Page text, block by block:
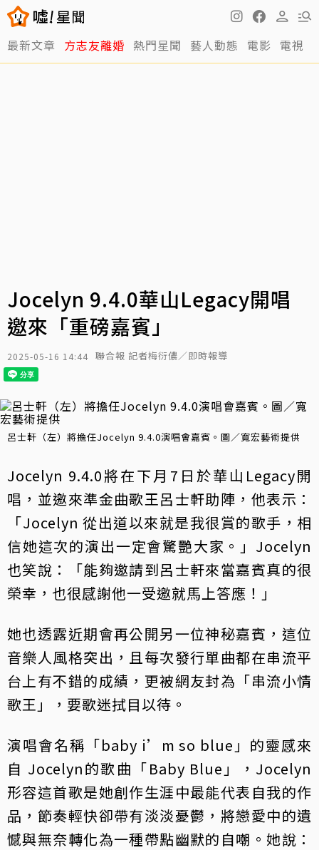
最新文章 方志友離婚 熱門星聞 藝人動態 電影 電視
Jocelyn 9.4.0華山Legacy開唱
邀來「重磅嘉賓」
2025-05-16 14:44 聯合報 記者梅衍儂／即時報導
呂士軒（左）將擔任Jocelyn 9.4.0演唱會嘉賓。圖／寬宏藝術提供
Jocelyn 9.4.0將在下月7日於華山Legacy開
唱，並邀來準金曲歌王呂士軒助陣，他表示：
「Jocelyn 從出道以來就是我很賞的歌手，相
信她這次的演出一定會驚艷大家。」Jocelyn
也笑說：「能夠邀請到呂士軒來當嘉賓真的很
榮幸，也很感謝他一受邀就馬上答應！」
她也透露近期會再公開另一位神秘嘉賓，這位
音樂人風格突出，且每次發行單曲都在串流平
台上有不錯的成績，更被網友封為「串流小情
歌王」，要歌迷拭目以待。
演唱會名稱「baby i’m so blue」的靈感來
自 Jocelyn的歌曲「Baby Blue」，Jocelyn
形容這首歌是她創作生涯中最能代表自我的作
品，節奏輕快卻帶有淡淡憂鬱，將戀愛中的遺
憾與無奈轉化為一種帶點幽默的自嘲。她說：